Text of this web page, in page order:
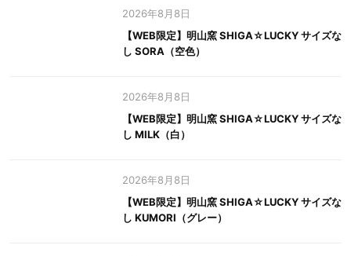
2026年8月8日
【WEB限定】明山窯 SHIGA☆LUCKY サイズな
し SORA（空色）
2026年8月8日
【WEB限定】明山窯 SHIGA☆LUCKY サイズな
し MILK（白）
2026年8月8日
【WEB限定】明山窯 SHIGA☆LUCKY サイズな
し KUMORI（グレー）